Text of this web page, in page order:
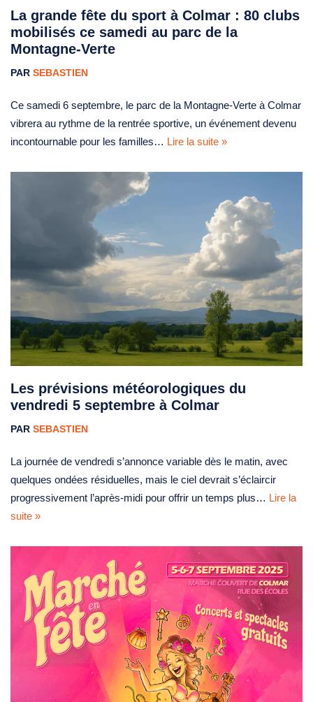
La grande fête du sport à Colmar : 80 clubs
mobilisés ce samedi au parc de la
Montagne-Verte
PAR SEBASTIEN
Ce samedi 6 septembre, le parc de la Montagne-Verte à Colmar
vibrera au rythme de la rentrée sportive, un événement devenu
incontournable pour les familles… Lire la suite »
Les prévisions météorologiques du
vendredi 5 septembre à Colmar
PAR SEBASTIEN
La journée de vendredi s’annonce variable dès le matin, avec
quelques ondées résiduelles, mais le ciel devrait s’éclaircir
progressivement l’après‑midi pour offrir un temps plus… Lire la
suite »